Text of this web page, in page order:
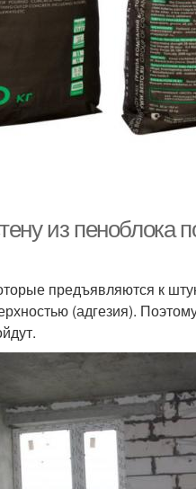
из пеноблока
предъявляются к
(адгезия).